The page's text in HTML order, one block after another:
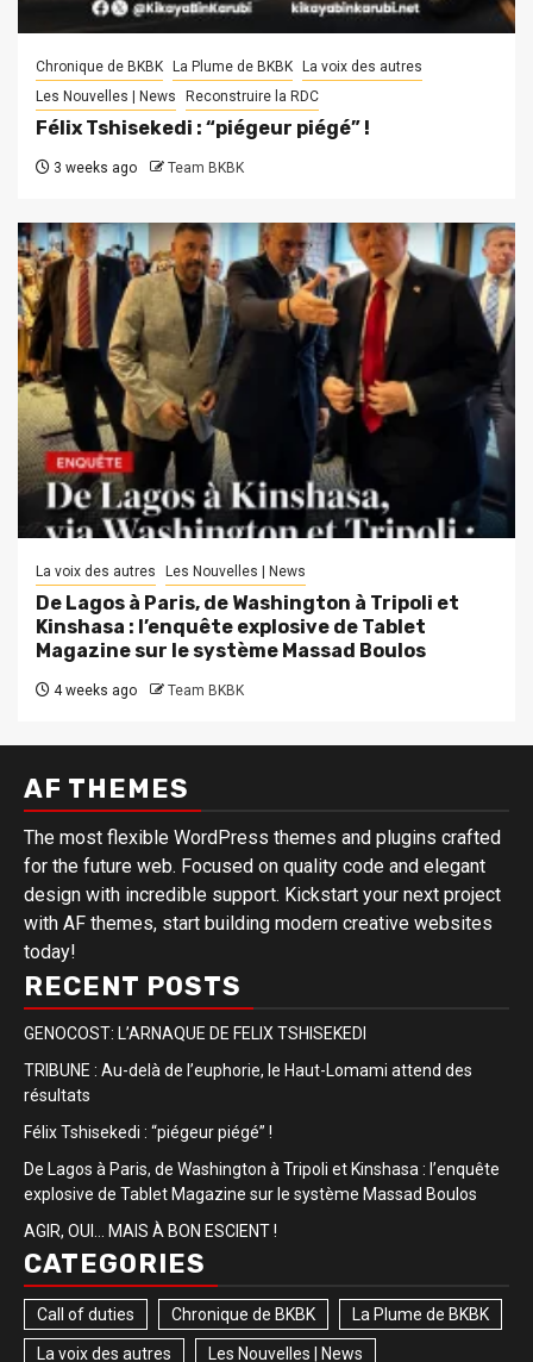
Chronique de BKBK La Plume de BKBK
La voix des autres
Les Nouvelles | News
Reconstruire la RDC
Félix Tshisekedi : “piégeur piégé” !
3 weeks ago Team BKBK
La voix des autres Les Nouvelles | News
De Lagos à Paris, de Washington à Tripoli et
Kinshasa : l’enquête explosive de Tablet
Magazine sur le système Massad Boulos
4 weeks ago Team BKBK
AF THEMES
The most flexible WordPress themes and plugins crafted
for the future web. Focused on quality code and elegant
design with incredible support. Kickstart your next project
with AF themes, start building modern creative websites
today!
RECENT POSTS
GENOCOST: L’ARNAQUE DE FELIX TSHISEKEDI
TRIBUNE : Au-delà de l’euphorie, le Haut-Lomami attend des
résultats
Félix Tshisekedi : “piégeur piégé” !
De Lagos à Paris, de Washington à Tripoli et Kinshasa : l’enquête
explosive de Tablet Magazine sur le système Massad Boulos
AGIR, OUI… MAIS À BON ESCIENT !
CATEGORIES
Call of duties Chronique de BKBK La Plume de BKBK
La voix des autres Les Nouvelles | News